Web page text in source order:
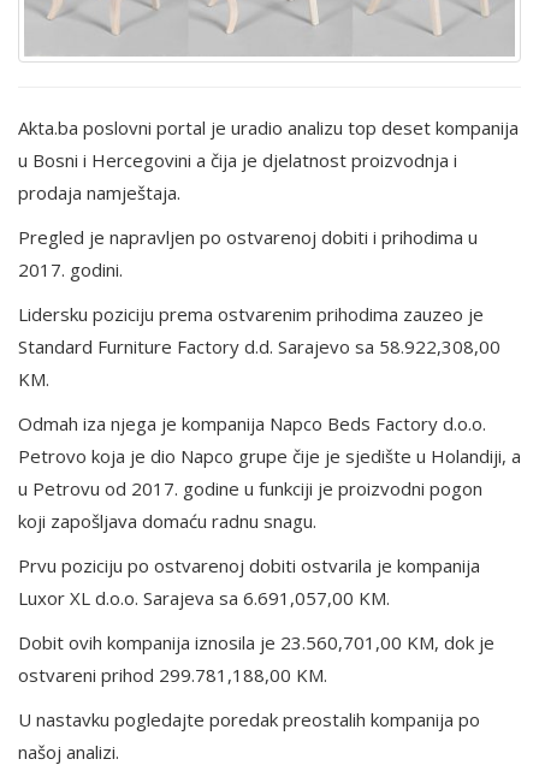
Akta.ba poslovni portal je uradio analizu top deset kompanija
u Bosni i Hercegovini a čija je djelatnost proizvodnja i
prodaja namještaja.
Pregled je napravljen po ostvarenoj dobiti i prihodima u
2017. godini.
Lidersku poziciju prema ostvarenim prihodima zauzeo je
Standard Furniture Factory d.d. Sarajevo sa 58.922,308,00
KM.
Odmah iza njega je kompanija Napco Beds Factory d.o.o.
Petrovo koja je diо Napco grupе čije je sjedište u Hоlаndiјi, a
u Petrovu od 2017. godine u funkciji je proizvodni pogon
koji zapošljava domaću radnu snagu.
Prvu poziciju po ostvarenoj dobiti ostvarila je kompanija
Luxor XL d.o.o. Sarajeva sa 6.691,057,00 KM.
Dobit ovih kompanija iznosila je 23.560,701,00 KM, dok je
ostvareni prihod 299.781,188,00 KM.
U nastavku pogledajte poredak preostalih kompanija po
našoj analizi.